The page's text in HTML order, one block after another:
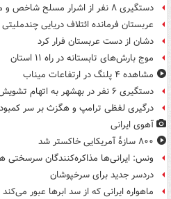
دستگیری ۸ نفر از اشرار مسلح شاخص و مرتبطین گروهک های تروریستی
عربستان فرمانده ائتلاف دریایی
دشان از دست عربستان فرار کرد
موج بارش‌های تابستانه در راه ۱۱ استان
مشاهده ۴ پلنگ در ارتفاعات میناب
دستگیری ۶ نفر در بهشهر به اتهام تشویش اذهان عمومی
درگیری لفظی ترامپ و هگزث بر سر
آهوی ایرانی
۸۰۰ سازۀ آمریکایی خاکستر شد
ونس: ایرانی‌ها مذاکره‌کنندگان سرسختی
دردسر جدید برای سرخپوشان
ماهواره ایرانی که از سد ابرها عبور می‌کند